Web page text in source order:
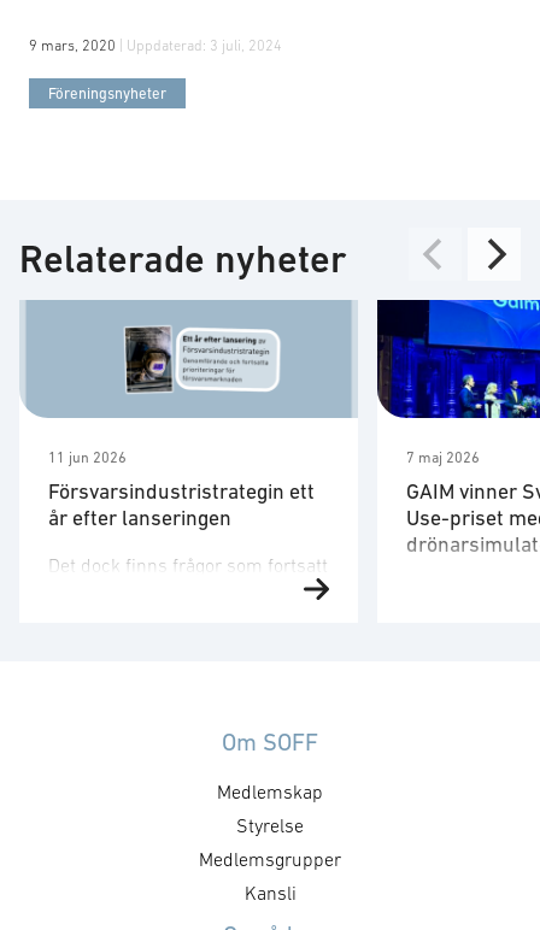
9 mars, 2020 | Uppdaterad: 3 juli, 2024
Föreningsnyheter
Relaterade nyheter
11 jun 2026
Försvarsindustristrategin ett
år efter lanseringen
Det dock finns frågor som fortsatt
behöver utvecklas. Strategin är
styrning, upphandling, avtal,
formar försvarsmarknaden
genom hur den agerar som kund.
Det handlar inte bara om ökade
försvarsinvesteringar, utan också
7 maj 2026
GAIM vinner
Use-priset
Om SOFF
Medlemskap
Styrelse
Medlemsgrupper
Kansli